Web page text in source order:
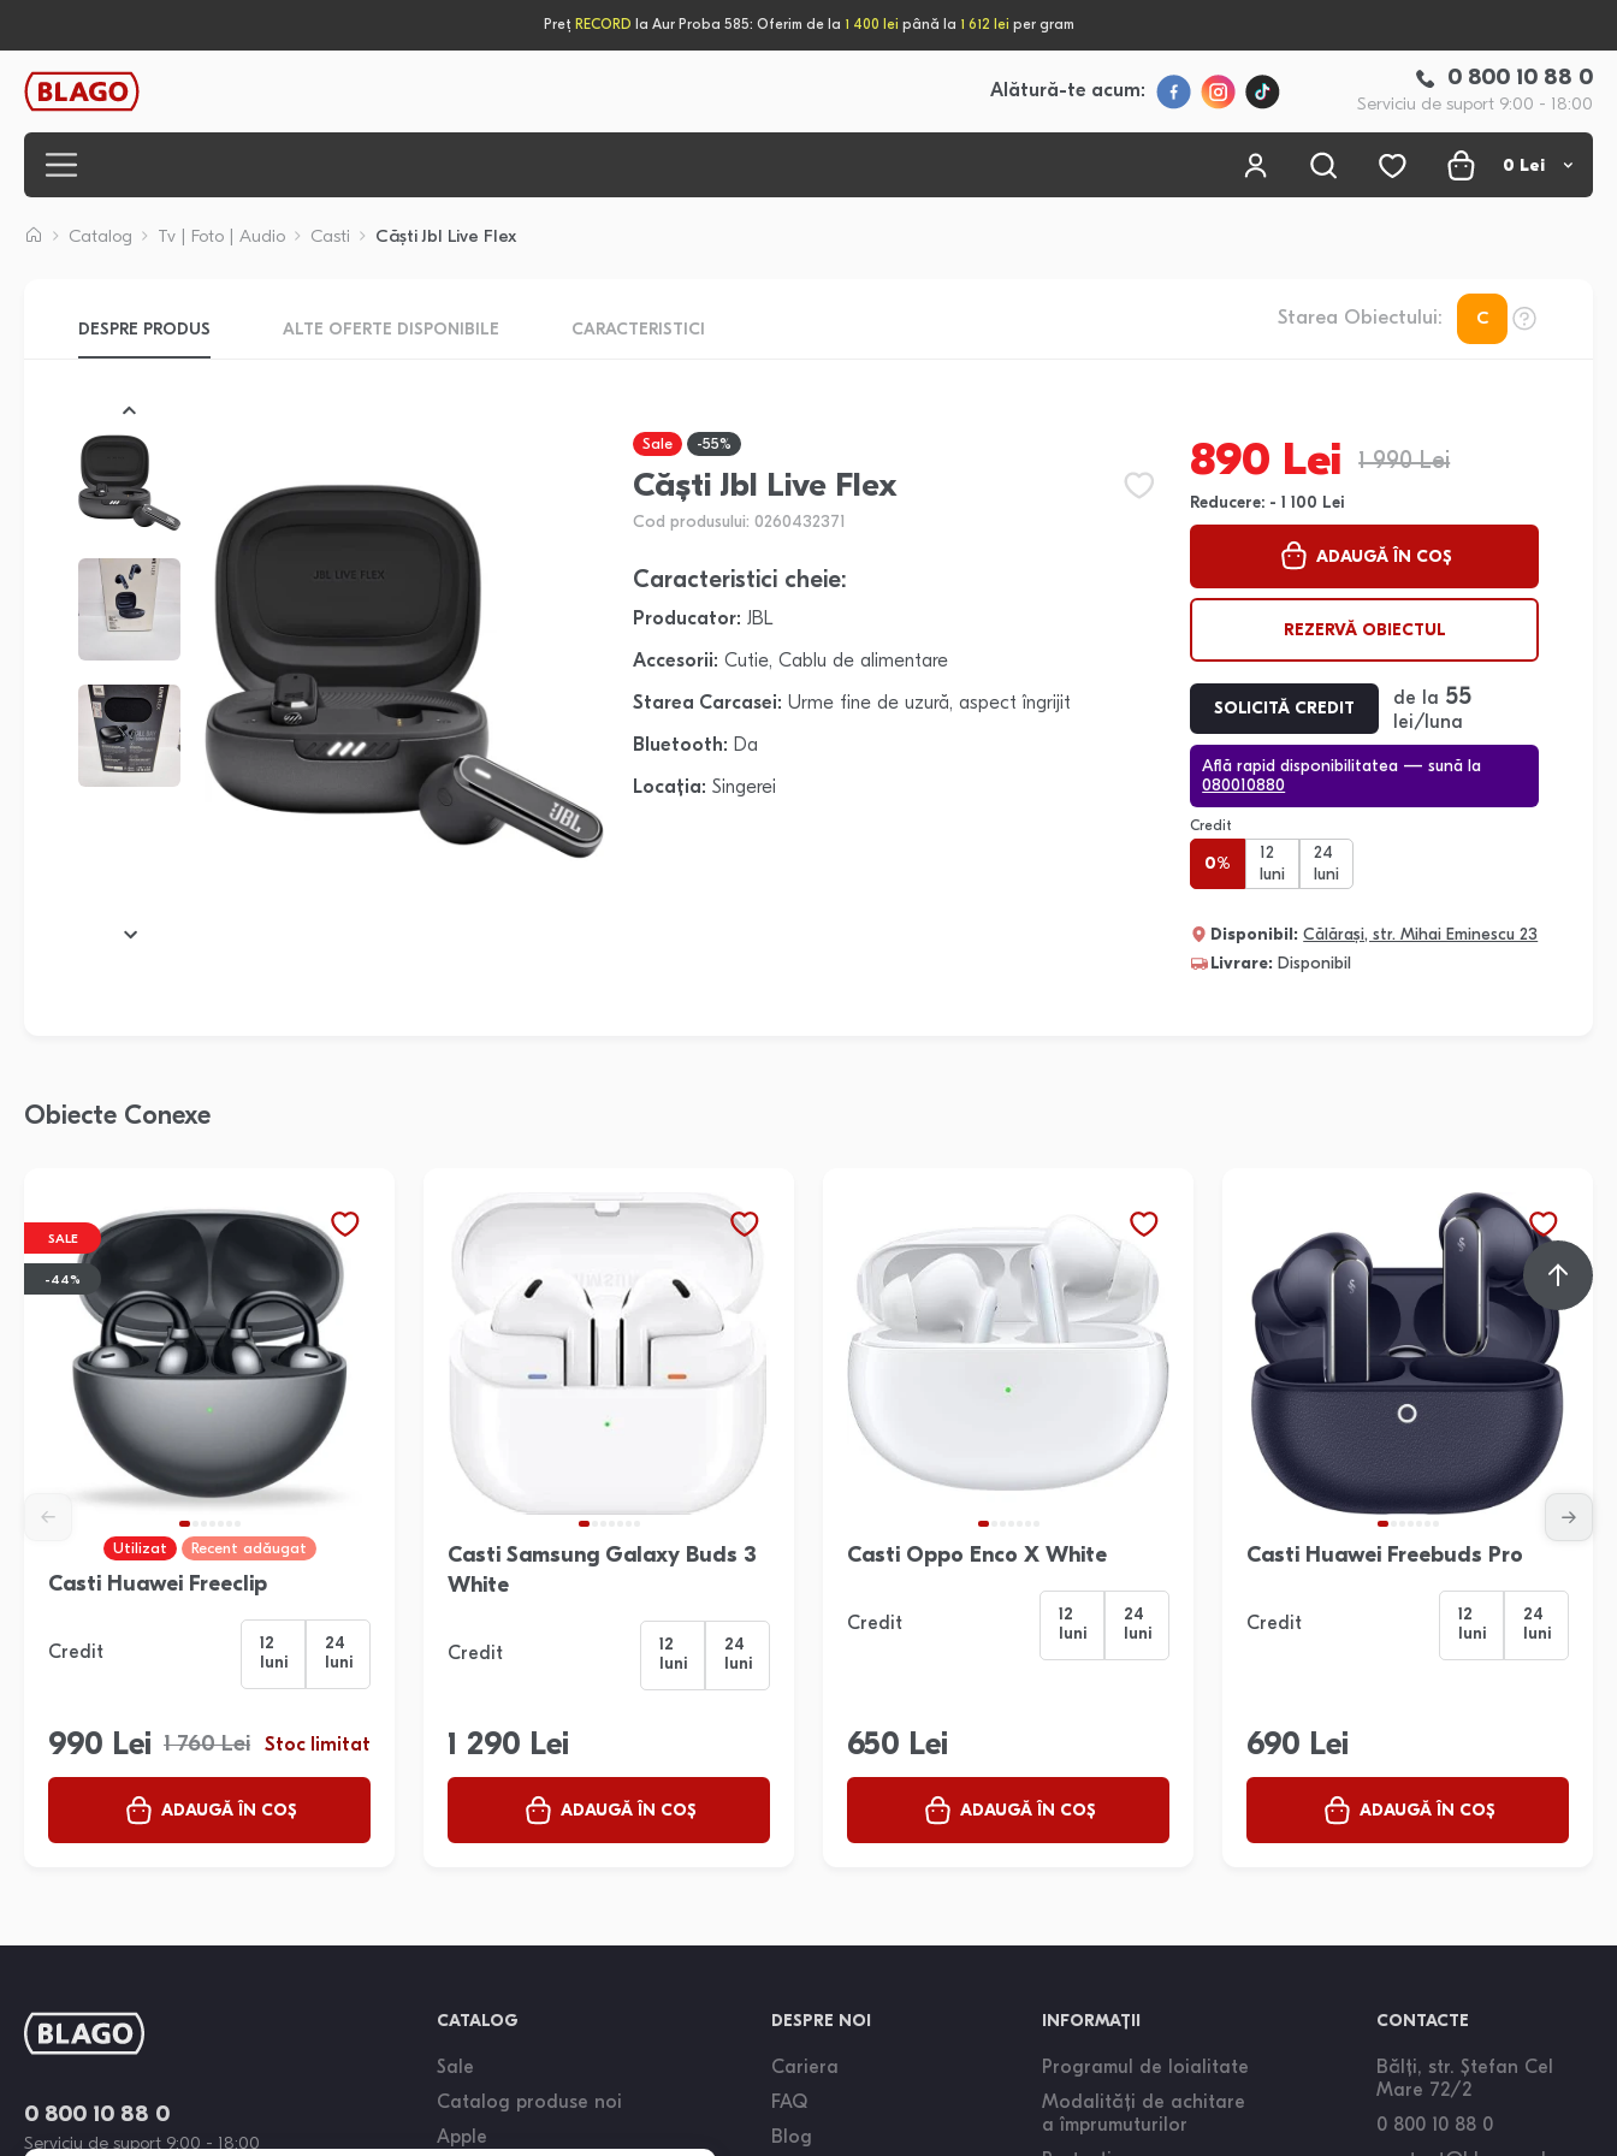
Preț RECORD la Aur Proba 585: Oferim de la 1 400 lei până la 1 612 lei per gram
Alătură-te acum:
0 800 10 88 0
Serviciu de suport 9:00 - 18:00
0 Lei
Catalog Tv | Foto | Audio Casti Căști Jbl Live Flex
DESPRE PRODUS ALTE OFERTE DISPONIBILE CARACTERISTICI
Starea Obiectului: C
Sale -55%
Căști Jbl Live Flex
Cod produsului: 0260432371
890 Lei 1 990 Lei
Reducere: - 1 100 Lei
ADAUGĂ ÎN COȘ
REZERVĂ OBIECTUL
SOLICITĂ CREDIT
de la 55
lei/luna
Află rapid disponibilitatea — sună la
080010880
Credit
0%
12
luni
24
luni
Disponibil: Călărași, str. Mihai Eminescu 23
Livrare: Disponibil
Caracteristici cheie:
Producator: JBL
Accesorii: Cutie, Cablu de alimentare
Starea Carcasei: Urme fine de uzură, aspect îngrijit
Bluetooth: Da
Locația: Singerei
Obiecte Conexe
SALE
-44%
Utilizat Recent adăugat
Casti Huawei Freeclip
Credit
12
luni
24
luni
990 Lei 1 760 Lei Stoc limitat
ADAUGĂ ÎN COȘ
Casti Samsung Galaxy Buds 3
White
Credit
12
luni
24
luni
1 290 Lei
ADAUGĂ ÎN COȘ
Casti Oppo Enco X White
Credit
12
luni
24
luni
650 Lei
ADAUGĂ ÎN COȘ
Casti Huawei Freebuds Pro
Credit
12
luni
24
luni
690 Lei
ADAUGĂ ÎN COȘ
0 800 10 88 0
Serviciu de suport 9:00 - 18:00
CATALOG
Sale
Catalog produse noi
Apple
DESPRE NOI
Cariera
FAQ
Blog
INFORMAȚII
Programul de loialitate
Modalități de achitare
a împrumuturilor
CONTACTE
Bălți, str. Ștefan Cel
Mare 72/2
0 800 10 88 0